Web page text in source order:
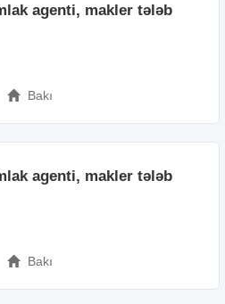
agenti, makler tələb
Bakı
agenti, makler tələb
Bakı